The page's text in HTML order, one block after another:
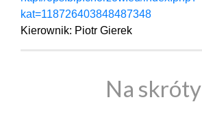
kat=118726403848487348
Kierownik: Piotr Gierek
Na skróty